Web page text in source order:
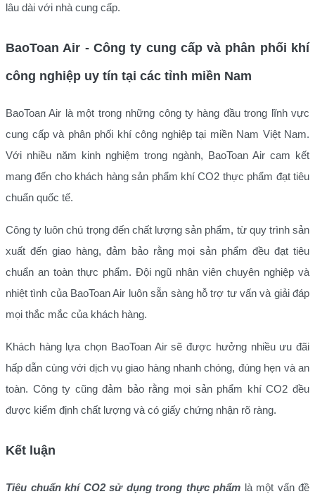
lâu dài với nhà cung cấp.
BaoToan Air - Công ty cung cấp và phân phối khí
công nghiệp uy tín tại các tỉnh miền Nam
BaoToan Air là một trong những công ty hàng đầu trong lĩnh vực
cung cấp và phân phối khí công nghiệp tại miền Nam Việt Nam.
Với nhiều năm kinh nghiệm trong ngành, BaoToan Air cam kết
mang đến cho khách hàng sản phẩm khí CO2 thực phẩm đạt tiêu
chuẩn quốc tế.
Công ty luôn chú trọng đến chất lượng sản phẩm, từ quy trình sản
xuất đến giao hàng, đảm bảo rằng mọi sản phẩm đều đạt tiêu
chuẩn an toàn thực phẩm. Đội ngũ nhân viên chuyên nghiệp và
nhiệt tình của BaoToan Air luôn sẵn sàng hỗ trợ tư vấn và giải đáp
mọi thắc mắc của khách hàng.
Khách hàng lựa chọn BaoToan Air sẽ được hưởng nhiều ưu đãi
hấp dẫn cùng với dịch vụ giao hàng nhanh chóng, đúng hẹn và an
toàn. Công ty cũng đảm bảo rằng mọi sản phẩm khí CO2 đều
được kiểm định chất lượng và có giấy chứng nhận rõ ràng.
Kết luận
Tiêu chuẩn khí CO2 sử dụng trong thực phẩm là một vấn đề